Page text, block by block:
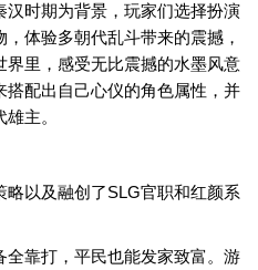
汉时期为背景，玩家们选择扮演
体验多朝代乱斗带来的震撼，
里，感受无比震撼的水墨风意
配出自己心仪的角色属性，并
主。
略以及融创了SLG官职和红颜系
靠打，平民也能发家致富。游